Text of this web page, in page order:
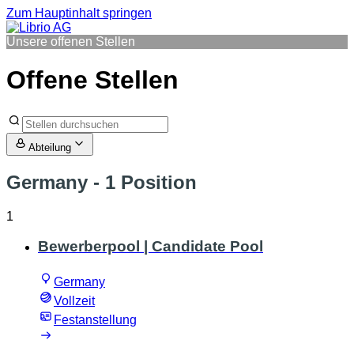
Zum Hauptinhalt springen
Unsere offenen Stellen
Offene Stellen
Abteilung
Germany - 1 Position
1
Bewerberpool | Candidate Pool
Germany
Vollzeit
Festanstellung